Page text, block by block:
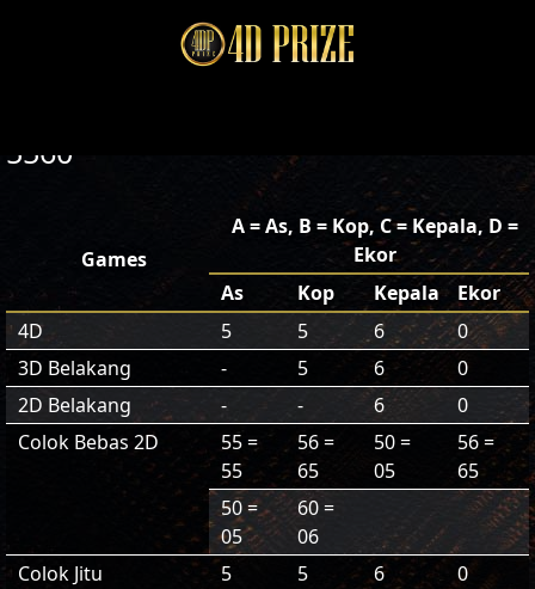
5560
Games
A = As, B = Kop, C = Kepala, D =
Ekor
As
Kop Kepala
Ekor
4D
5 5 6
0
3D Belakang
- 5 6
0
2D Belakang
- - 6
0
Colok Bebas 2D
55 =
55
56 =
65
50 =
05
56 =
65
50 =
05
60 =
06
Colok Jitu
5 5 6
0